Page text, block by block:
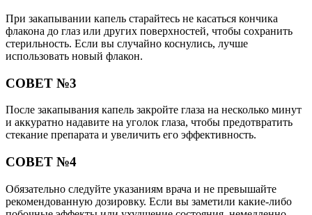
При закапывании капель старайтесь не касаться кончика
флакона до глаз или других поверхностей, чтобы сохранить
стерильность. Если вы случайно коснулись, лучше
использовать новый флакон.
СОВЕТ №3
После закапывания капель закройте глаза на несколько минут
и аккуратно надавите на уголок глаза, чтобы предотвратить
стекание препарата и увеличить его эффективность.
СОВЕТ №4
Обязательно следуйте указаниям врача и не превышайте
рекомендованную дозировку. Если вы заметили какие-либо